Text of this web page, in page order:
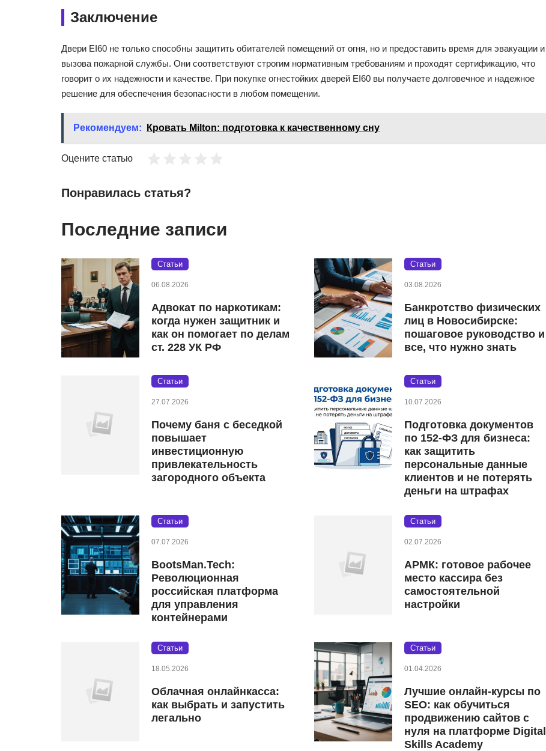
Заключение
Двери EI60 не только способны защитить обитателей помещений от огня, но и предоставить время для эвакуации и
вызова пожарной службы. Они соответствуют строгим нормативным требованиям и проходят сертификацию, что
говорит о их надежности и качестве. При покупке огнестойких дверей EI60 вы получаете долговечное и надежное
решение для обеспечения безопасности в любом помещении.
Рекомендуем: Кровать Milton: подготовка к качественному сну
Оцените статью
Понравилась статья?
Последние записи
Статьи
06.08.2026
Адвокат по наркотикам:
когда нужен защитник и
как он помогает по делам
ст. 228 УК РФ
Статьи
03.08.2026
Банкротство физических
лиц в Новосибирске:
пошаговое руководство и
все, что нужно знать
Статьи
27.07.2026
Почему баня с беседкой
повышает
инвестиционную
привлекательность
загородного объекта
Статьи
10.07.2026
Подготовка документов
по 152‑ФЗ для бизнеса:
как защитить
персональные данные
клиентов и не потерять
деньги на штрафах
Статьи
07.07.2026
BootsMan.Tech:
Революционная
российская платформа
для управления
контейнерами
Статьи
02.07.2026
АРМК: готовое рабочее
место кассира без
самостоятельной
настройки
Статьи
18.05.2026
Облачная онлайнкасса:
как выбрать и запустить
легально
Статьи
01.04.2026
Лучшие онлайн-курсы по
SEO: как обучиться
продвижению сайтов с
нуля на платформе Digital
Skills Academy